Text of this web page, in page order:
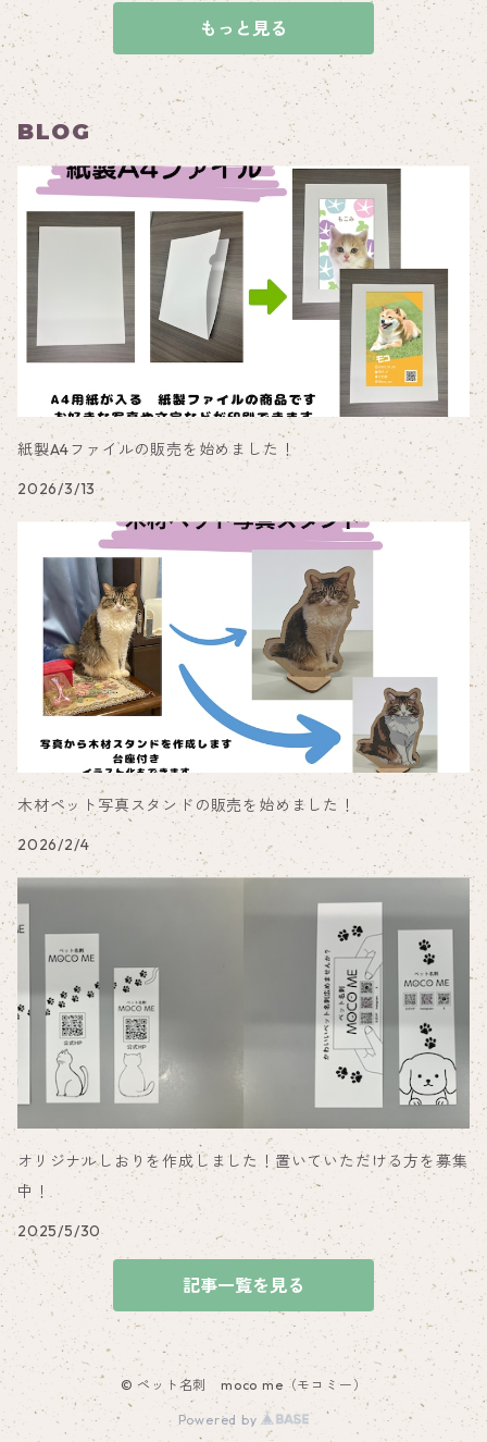
もっと見る
BLOG
紙製A4ファイルの販売を始めました！
2026/3/13
木材ペット写真スタンドの販売を始めました！
2026/2/4
オリジナルしおりを作成しました！置いていただける方を募集
中！
2025/5/30
記事一覧を見る
© ペット名刺 moco me（モコミー）
Powered by